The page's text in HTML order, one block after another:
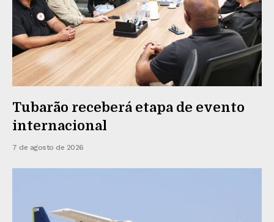
Tubarão receberá etapa de evento
internacional
7 de agosto de 2026